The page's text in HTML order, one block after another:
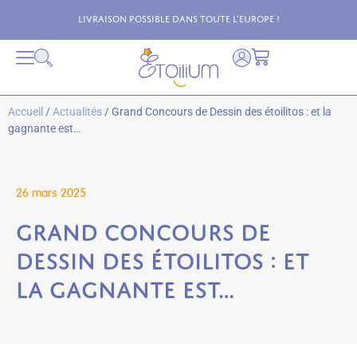
Livraison possible dans toute l'Europe !
Accueil /Actualités/ Grand Concours de Dessin des étoilitos : et la
gagnante est…
26 mars 2025
Grand Concours de
Dessin des étoilitos : et
la gagnante est…